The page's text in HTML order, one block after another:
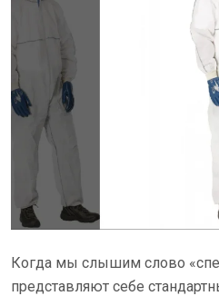
Когда мы слышим слово
представляют себе